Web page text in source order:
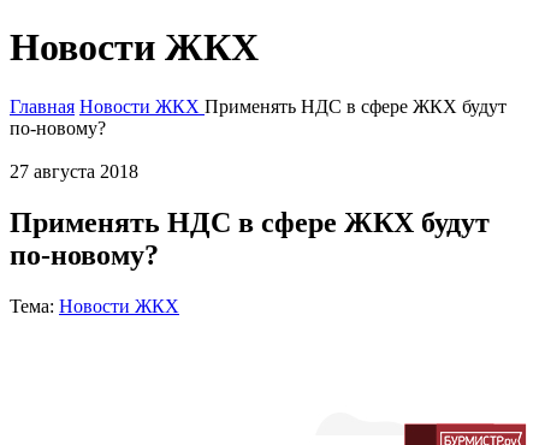
Новости ЖКХ
Главная Новости ЖКХ Применять НДС в сфере ЖКХ будут
по-новому?
27 августа 2018
Применять НДС в сфере ЖКХ будут
по-новому?
Тема: Новости ЖКХ